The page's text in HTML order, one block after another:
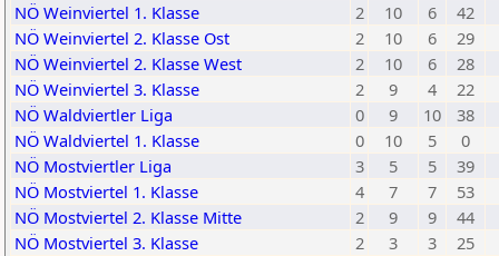
NÖ Weinviertel 1. Klasse
2 10 6
42
NÖ Weinviertel 2. Klasse Ost
2 10 6
29
NÖ Weinviertel 2. Klasse West
2 10 6
28
NÖ Weinviertel 3. Klasse
2 9 4
22
NÖ Waldviertler Liga
0 9 10
38
NÖ Waldviertel 1. Klasse
0 10 5
0
NÖ Mostviertler Liga
3 5 5
39
NÖ Mostviertel 1. Klasse
4 7 7
53
NÖ Mostviertel 2. Klasse Mitte
2 9 9
44
NÖ Mostviertel 3. Klasse
2 3 3
25